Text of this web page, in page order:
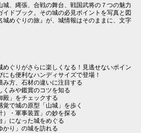
、縄張、合戦の舞台、戦国武将の７つの魅力
ドブック。その城の必見ポイントを写真と図
城めぐりの旅』が、城情報はそのままに、文字
めぐりがさらに楽しくなる！見逃せないポイン
も便利なハンディサイズで登場！
方、石材の違いに注目する
みや鑑賞のコツを知る
」をチェックする
で城の原型「山城」を歩く
・軍事装置」の妙を探る
になった城をめぐる
り」の城を訪れる